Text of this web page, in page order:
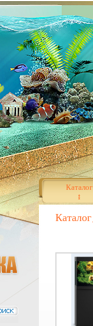
Каталог
Каталог